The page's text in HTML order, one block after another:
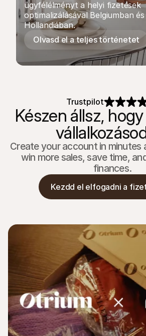
ügyfélélményt a helyi fizetések
optimalizálásával Belgiumban és
Hollandiában.
Olvasd el a teljes történetet
Trustpilot
Készen állsz,
Create your account in minutes
win more sales, save time,
finances.
Kezdd el elfogadni a